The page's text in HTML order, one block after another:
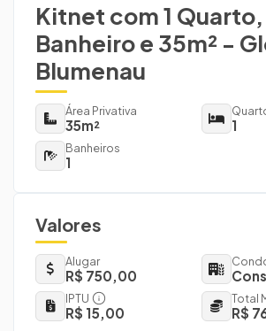
Kitnet com 1 Quarto,
Banheiro e 35m² -
Blumenau
Área Privativa
35m² 1
Banheiros
1
Valores
Alugar
R$ 750,00
IPTU
R$ 15,00
Total
R$